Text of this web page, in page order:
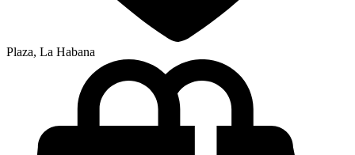
Plaza, La Habana